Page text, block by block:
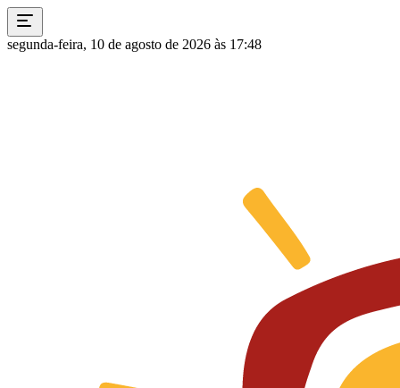
segunda-feira, 10 de agosto de 2026 às 17:48